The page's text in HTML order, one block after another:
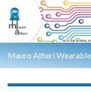
Mauro Alfieri